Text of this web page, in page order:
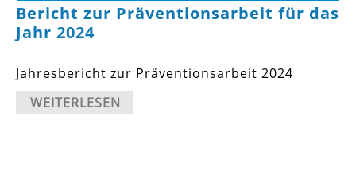
Bericht zur Präventionsarbeit für das
Jahr 2024
Jahresbericht zur Präventionsarbeit 2024
WEITERLESEN